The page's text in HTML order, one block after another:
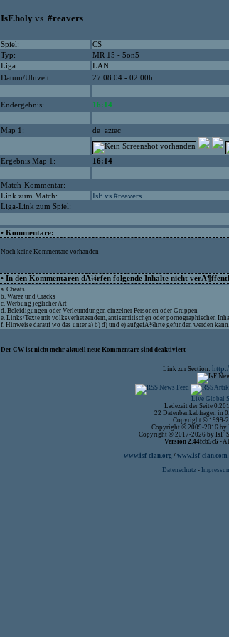
IsF.holy vs. #reavers
Spiel:
CS
Typ:
MR 15 - 5on5
Liga:
LAN
Datum/Uhrzeit:
27.08.04 - 02:00h
Endergebnis: 16:14
Map 1: de_aztec
Ergebnis Map 1: 16:14
Match-Kommentar:
Link zum Match:
IsF vs #reavers
Liga-Link zum Spiel:
• Kommentare:
Noch keine Kommentare vorhanden
• In den Kommentaren dÃ¼rfen folgende Inhalte nicht
a. Cheats
b. Warez und Cracks
c. Werbung jeglicher Art
d. Beleidigungen oder Verleumdungen einzelner Personen oder Gruppen
e. Links/Texte mit volksverhetzendem, antisemitischen oder pornographischen
f. Hinweise darauf wo das unter a) b) d) und e) aufgefÃ¼hrte gefunden werden
Der CW ist nicht mehr aktuell neue Kommentare sind deaktiviert
Link zur Section:
Live Global
Ladezeit der Seite
22 Datenbankabfragen in
Copyright © 1999-
Copyright © 2009-2016 by
Copyright © 2017-2026 by
Version 2.44fcb5c6 -
www.isf-clan.org / www.isf-clan.com
Datenschutz -